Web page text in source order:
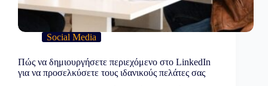
Social Media
Πώς να δημιουργήσετε περιεχόμενο στο LinkedIn
για να προσελκύσετε τους ιδανικούς πελάτες σας